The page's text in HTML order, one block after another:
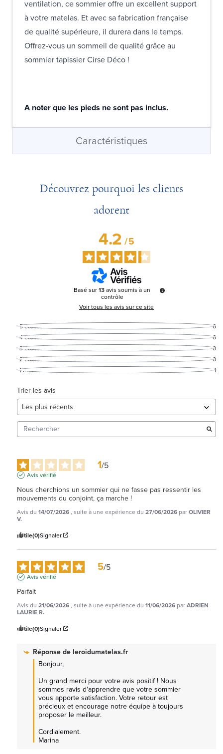
ventilation, ce sommier offre un excellent support
à votre matelas. Et avec sa fabrication française
de qualité supérieure, il durera dans le temps.
Offrez-vous un sommeil de qualité grâce au
sommier tapissier Cirse Déco !
A noter que les pieds ne sont pas inclus.
Caractéristiques
Découvrez pourquoi les clients
adorent
4.2/5
Basé sur13avis soumis à un
contrôle
Voir tous les avis sur ce site
5étoiles
6
4étoiles
6
3étoiles
0
2étoiles
0
1étoile 1
Trier les avis
1/5
Avis vérifié
Nous cherchions un sommier qui ne fasse pas ressentir les
mouvements du conjoint, ça marche !
Avis du 14/07/2026, suite à une expérience du 27/06/2026 parOLIVIER
V.
Utile(0)Signaler
5/5
Avis vérifié
Parfait
Avis du 21/06/2026, suite à une expérience du 11/06/2026 parADRIEN
LAURIE R.
Utile(0)Signaler
Réponse deleroidumatelas.fr
Bonjour,
Un grand merci pour votre avis positif ! Nous
sommes ravis d'apprendre que votre sommier
vous apporte satisfaction. Votre retour est
précieux et encourage notre équipe à toujours
proposer le meilleur.
Cordialement.
Marina